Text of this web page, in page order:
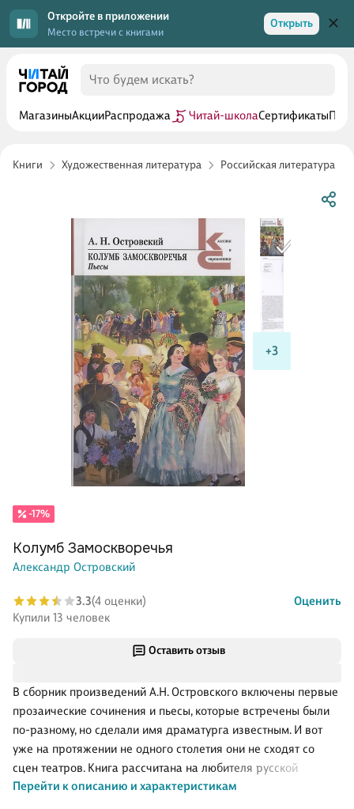
Откройте в приложении
Место встречи с книгами
Открыть
МагазиныАкцииРаспродажа Читай-школаСертификаты
Книги Художественная литература Российская литература
+3
Оставить отзыв
В сборник произведений А.Н. Островского включены первые
прозаические сочинения и пьесы, которые встречены были
по-разному, но сделали имя драматурга известным. И вот
уже на протяжении не одного столетия они не сходят со
сцен театров. Книга рассчитана на любителя русской
литературы и русского языка.
Перейти к описанию и характеристикам
-17%
Колумб Замоскворечья
Александр Островский
3.3(4 оценки)
Оценить
Купили 13 человек